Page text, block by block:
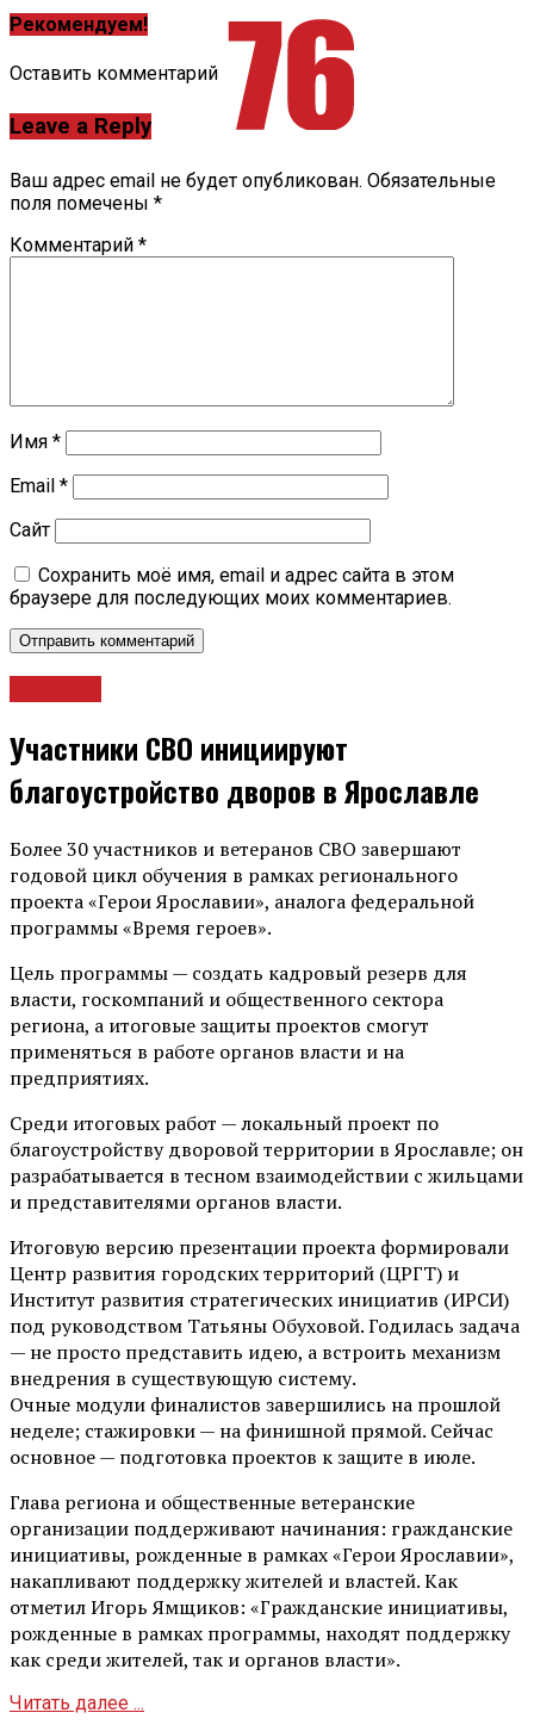
Рекомендуем!
Оставить комментарий
Leave a Reply
Ваш адрес email не будет опубликован. Обязательные
поля помечены *
Комментарий *
Имя *
Email *
Сайт
Сохранить моё имя, email и адрес сайта в этом
браузере для последующих моих комментариев.
Участники СВО инициируют
благоустройство дворов в Ярославле
Более 30 участников и ветеранов СВО завершают
годовой цикл обучения в рамках регионального
проекта «Герои Ярославии», аналога федеральной
программы «Время героев».
Цель программы — создать кадровый резерв для
власти, госкомпаний и общественного сектора
региона, а итоговые защиты проектов смогут
применяться в работе органов власти и на
предприятиях.
Среди итоговых работ — локальный проект по
благоустройству дворовой территории в Ярославле; он
разрабатывается в тесном взаимодействии с жильцами
и представителями органов власти.
Итоговую версию презентации проекта формировали
Центр развития городских территорий (ЦРГТ) и
Институт развития стратегических инициатив (ИРСИ)
под руководством Татьяны Обуховой. Годилась задача
— не просто представить идею, а встроить механизм
внедрения в существующую систему.
Очные модули финалистов завершились на прошлой
неделе; стажировки — на финишной прямой. Сейчас
основное — подготовка проектов к защите в июле.
Глава региона и общественные ветеранские
организации поддерживают начинания: гражданские
инициативы, рожденные в рамках «Герои Ярославии»,
накапливают поддержку жителей и властей. Как
отметил Игорь Ямщиков: «Гражданские инициативы,
рожденные в рамках программы, находят поддержку
как среди жителей, так и органов власти».
Читать далее ...